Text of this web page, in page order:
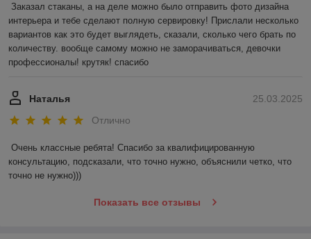
Заказал стаканы, а на деле можно было отправить фото дизайна
интерьера и тебе сделают полную сервировку! Прислали несколько
вариантов как это будет выглядеть, сказали, сколько чего брать по
количеству. вообще самому можно не заморачиваться, девочки
профессионалы! крутяк! спасибо
25.03.2025
Наталья
Отлично
Очень классные ребята! Спасибо за квалифицированную
консультацию, подсказали, что точно нужно, объяснили четко, что
точно не нужно)))
Показать все отзывы